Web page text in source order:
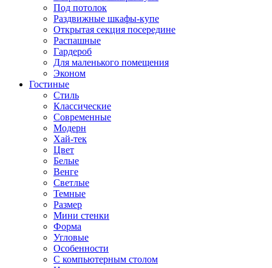
Под потолок
Раздвижные шкафы-купе
Открытая секция посередине
Распашные
Гардероб
Для маленького помещения
Эконом
Гостиные
Стиль
Классические
Современные
Модерн
Хай-тек
Цвет
Белые
Венге
Светлые
Темные
Размер
Мини стенки
Форма
Угловые
Особенности
С компьютерным столом